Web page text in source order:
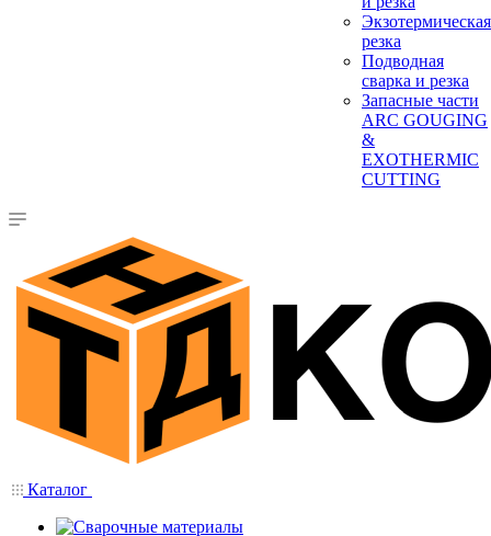
Экзотермическая
резка
Подводная
сварка и резка
Запасные части
ARC GOUGING
&
EXOTHERMIC
CUTTING
Каталог